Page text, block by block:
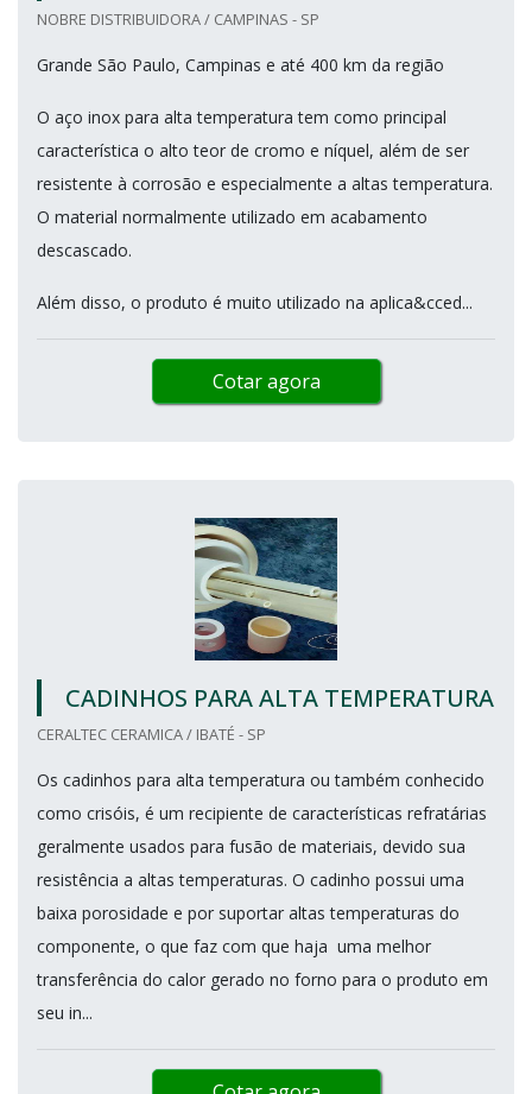
NOBRE DISTRIBUIDORA / CAMPINAS - SP
Grande São Paulo, Campinas e até 400 km da região
O aço inox para alta temperatura tem como principal
característica o alto teor de cromo e níquel, além de ser
resistente à corrosão e especialmente a altas temperatura.
O material normalmente utilizado em acabamento
descascado.
Além disso, o produto é muito utilizado na aplica&cced...
Cotar agora
CADINHOS PARA ALTA TEMPERATURA
CERALTEC CERAMICA / IBATÉ - SP
Os cadinhos para alta temperatura ou também conhecido
como crisóis, é um recipiente de características refratárias
geralmente usados para fusão de materiais, devido sua
resistência a altas temperaturas. O cadinho possui uma
baixa porosidade e por suportar altas temperaturas do
componente, o que faz com que haja uma melhor
transferência do calor gerado no forno para o produto em
seu in...